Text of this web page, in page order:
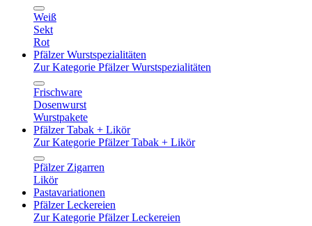
Weiß
Sekt
Rot
Pfälzer Wurstspezialitäten
Zur Kategorie Pfälzer Wurstspezialitäten
Frischware
Dosenwurst
Wurstpakete
Pfälzer Tabak + Likör
Zur Kategorie Pfälzer Tabak + Likör
Pfälzer Zigarren
Likör
Pastavariationen
Pfälzer Leckereien
Zur Kategorie Pfälzer Leckereien